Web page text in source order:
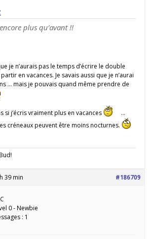
plus qu’avant !!
je n’aurais pas le temps d’écrire le double
en vacances. Je savais aussi que je n’aurai
… mais je pouvais quand même prendre de
si j’écris vraiment plus en vacances
…
créneaux peuvent être moins nocturnes.
39 min #186709
0 - Newbie
: 1